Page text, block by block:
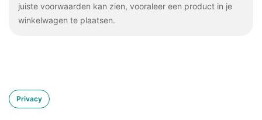
juiste voorwaarden kan zien, vooraleer een product in je
winkelwagen te plaatsen.
Privacy